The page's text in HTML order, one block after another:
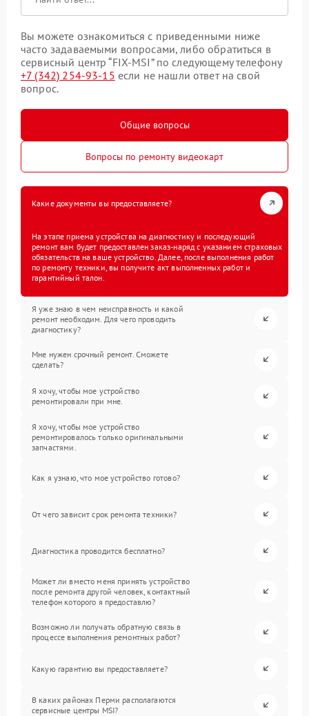
Вы можете ознакомиться с приведенными ниже
часто задаваемыми вопросами, либо обратиться в
сервисный центр “FIX-MSI” по следующему телефону
+7 (342) 254-93-15 если не нашли ответ на свой
вопрос.
Общие вопросы
Вопросы по ремонту видеокарт
Какие документы вы предоставляете?
На этапе приема устройства на диагностику и последующий
ремонт вам будет предоставлен заказ-наряд с указанием страховых
обязательств на ваше устройство. Далее, после выполнения работ
по ремонту техники, вы получите акт выполненных работ и
гарантийный талон.
Я уже знаю в чем неисправность и какой
ремонт необходим. Для чего проводить
диагностику?
Мне нужен срочный ремонт. Сможете
сделать?
Я хочу, чтобы мое устройство
ремонтировали при мне.
Я хочу, чтобы мое устройство
ремонтировалось только оригинальными
запчастями.
Как я узнаю, что мое устройство готово?
От чего зависит срок ремонта техники?
Диагностика проводится бесплатно?
Может ли вместо меня принять устройство
после ремонта другой человек, контактный
телефон которого я предоставлю?
Возможно ли получать обратную связь в
процессе выполнения ремонтных работ?
Какую гарантию вы предоставляете?
В каких районах Перми располагаются
сервисные центры MSI?